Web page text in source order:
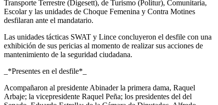
Transporte Terrestre (Digesett), de Turismo (Politur), Comunitaria,
Escolar y las unidades de Choque Femenina y Contra Motines
desfilaran ante el mandatario.
Las unidades tácticas SWAT y Lince concluyeron el desfile con una
exhibición de sus pericias al momento de realizar sus acciones de
mantenimiento de la seguridad ciudadana.
_*Presentes en el desfile*_
Acompañaron al presidente Abinader la primera dama, Raquel
Arbaje; la vicepresidente Raquel Peña; los presidentes del del